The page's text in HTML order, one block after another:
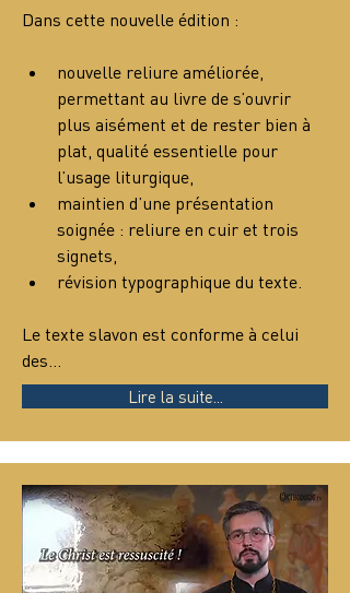
Dans cette nouvelle édition :
nouvelle reliure améliorée,
permettant au livre de s’ouvrir
plus aisément et de rester bien à
plat, qualité essentielle pour
l’usage liturgique,
maintien d’une présentation
soignée : reliure en cuir et trois
signets,
révision typographique du texte.
Le texte slavon est conforme à celui
des…
Lire la suite...